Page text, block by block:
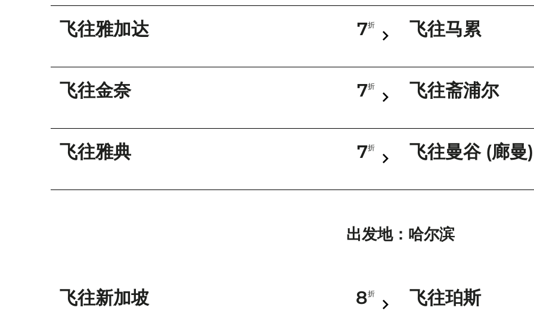
飞往雅加达 7折 飞往马累
飞往金奈 7折 飞往斋浦尔
飞往雅典 7折 飞往曼谷 (廊曼)
出发地：哈尔滨
飞往新加坡 8折 飞往珀斯